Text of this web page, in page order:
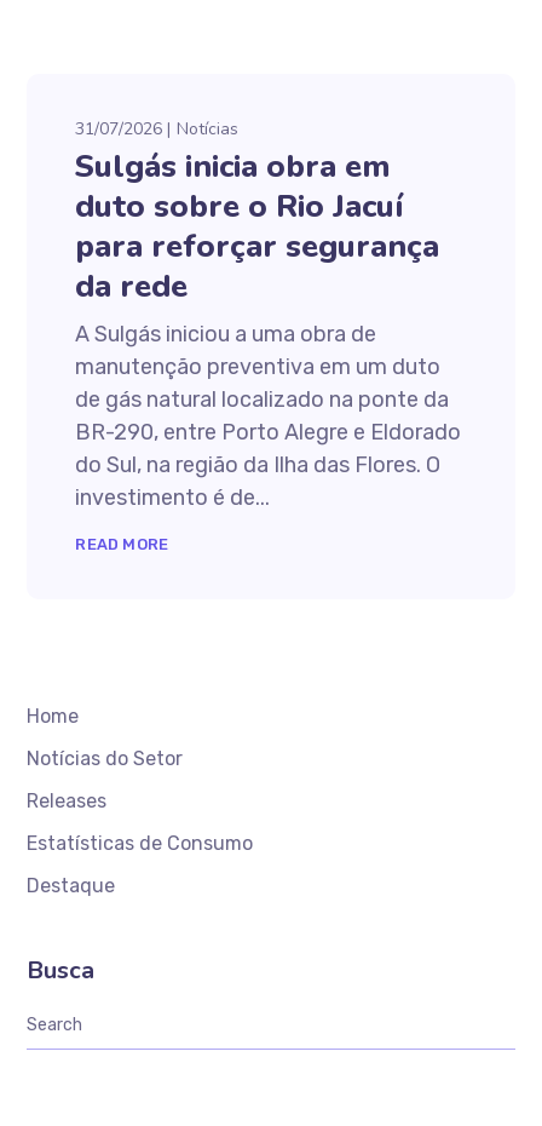
31/07/2026 Notícias
Sulgás inicia obra em
duto sobre o Rio Jacuí
para reforçar segurança
da rede
A Sulgás iniciou a uma obra de
manutenção preventiva em um duto
de gás natural localizado na ponte da
BR-290, entre Porto Alegre e Eldorado
do Sul, na região da Ilha das Flores. O
investimento é de...
READ MORE
Home
Notícias do Setor
Releases
Estatísticas de Consumo
Destaque
Busca